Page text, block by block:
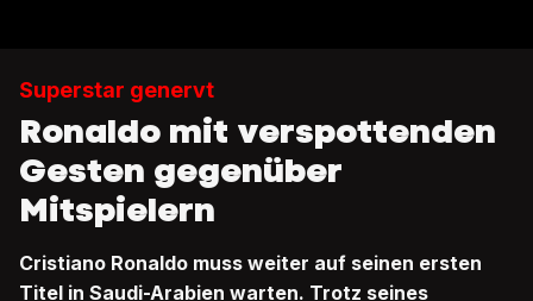
Superstar genervt
Ronaldo mit verspottenden
Gesten gegenüber
Mitspielern
Cristiano Ronaldo muss weiter auf seinen ersten
Titel in Saudi-Arabien warten. Trotz seines